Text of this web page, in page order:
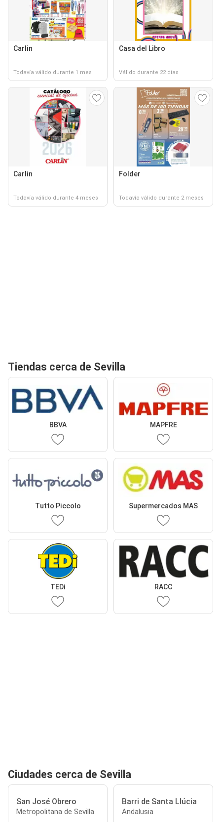
Carlin
Todavía válido durante 1 mes
Casa del Libro
Válido durante 22 días
Carlin
Todavía válido durante 4 meses
Folder
Todavía válido durante 2 meses
Tiendas cerca de Sevilla
BBVA MAPFRE
Tutto Piccolo Supermercados MAS
TEDi RACC
Ciudades cerca de Sevilla
San José Obrero
Metropolitana de Sevilla
Barri de Santa Llúcia
Andalusia